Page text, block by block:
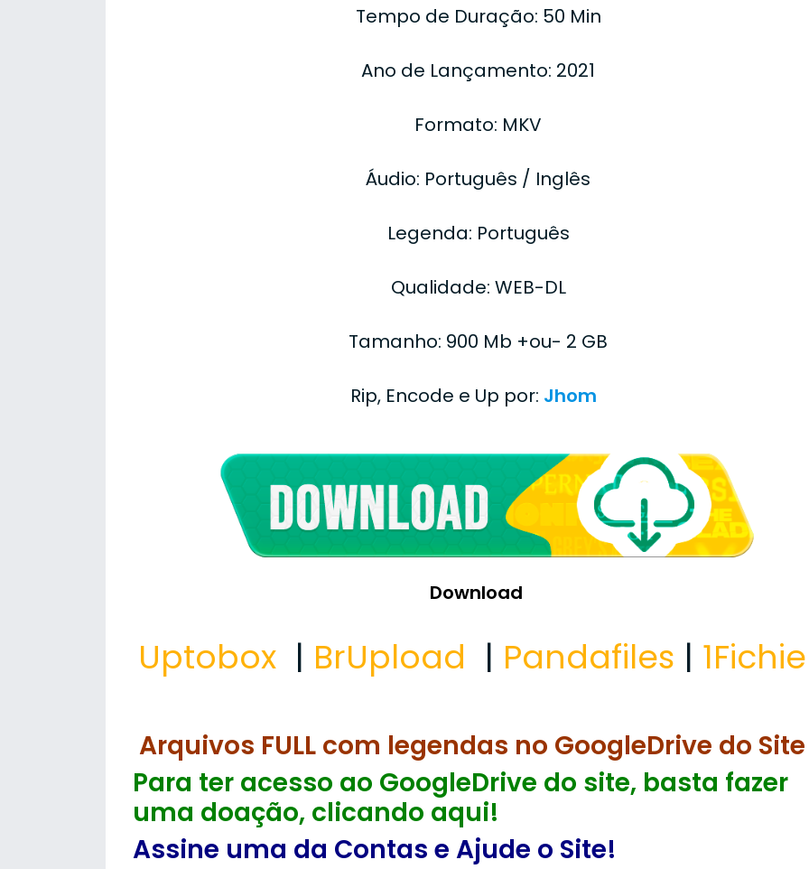
Tempo de Duração: 50 Min
Ano de Lançamento: 2021
Formato: MKV
Áudio: Português / Inglês
Legenda: Português
Qualidade: WEB-DL
Tamanho: 900 Mb +ou- 2 GB
Rip, Encode e Up por: Jhom
Download
Uptobox | BrUpload | Pandafiles |
Arquivos FULL com legendas no GoogleDrive do Site
Para ter acesso ao GoogleDrive do site, basta fazer
uma doação, clicando aqui!
Assine uma da Contas e Ajude o Site!